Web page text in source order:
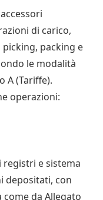
di carico,
packing e
le modalità
A (Tariffe).
operazioni:
e sistema
depositati, con
da Allegato